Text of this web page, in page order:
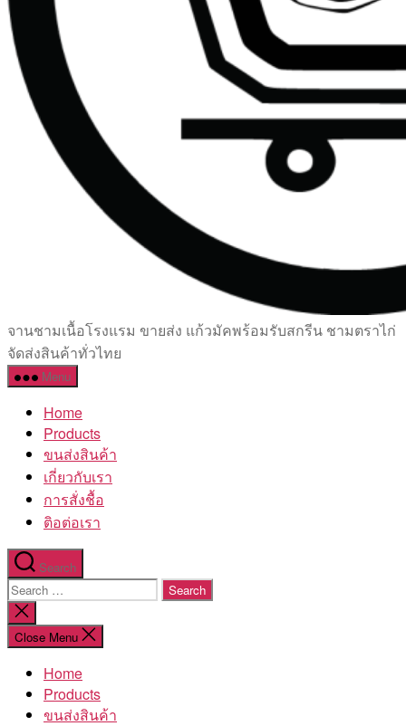
เซรามิค
ครบ
ครัน
โรงงาน
จานชามเนื้อโรงแรม ขายส่ง แก้วมัคพร้อมรับสกรีน ชามตราไก่
จัดส่งสินค้าทั่วไทย
Menu
Home
Products
ขนส่งสินค้า
เกี่ยวกับเรา
การสั่งชื้อ
ติอต่อเรา
Search
Search
for:
Close
search
Close Menu
Home
Products
ขนส่งสินค้า